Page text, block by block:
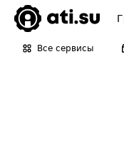
Все сервисы